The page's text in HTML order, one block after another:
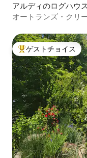
アルディのログハウス
オートランズ・クリ
大好評のゲストチョ
ゲストチョイス